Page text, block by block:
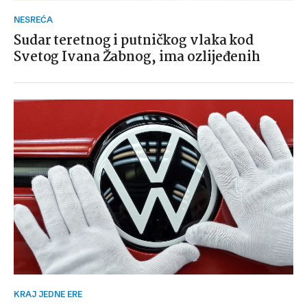
NESREĆA
Sudar teretnog i putničkog vlaka kod
Svetog Ivana Žabnog, ima ozlijeđenih
KRAJ JEDNE ERE